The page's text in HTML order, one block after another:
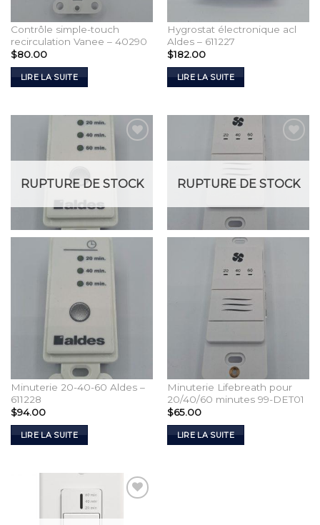
Contrôle simple-touch
recirculation Vanee – 40290
$80.00
LIRE LA SUITE
Hygrostat électronique acl
Aldes – 611227
$182.00
LIRE LA SUITE
Wishlist
RUPTURE DE STOCK
Minuterie 20-40-60 Aldes –
611228
$94.00
LIRE LA SUITE
Wishlist
RUPTURE DE STOCK
Minuterie Lifebreath pour
20/40/60 minutes 99-DET01
$65.00
LIRE LA SUITE
Wishlist